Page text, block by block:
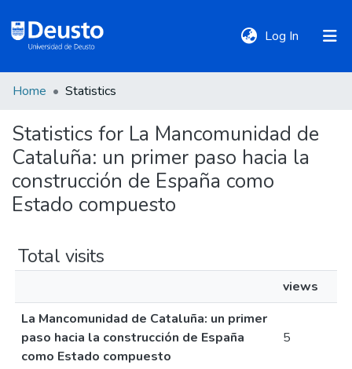
Log In (current)
Communities
&
Collections
Policies
Home Statistics
Statistics for La Mancomunidad de
Cataluña: un primer paso hacia la
construcción de España como
Estado compuesto
Total visits
views
La Mancomunidad de Cataluña: un primer
paso hacia la construcción de España
como Estado compuesto
5